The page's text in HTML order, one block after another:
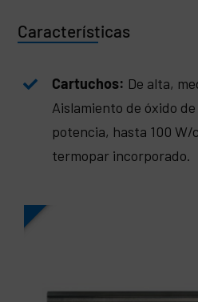
Características
Cartuchos: De alta,
Aislamiento de óxido
potencia, hasta 100 W/
termopar incorporado.